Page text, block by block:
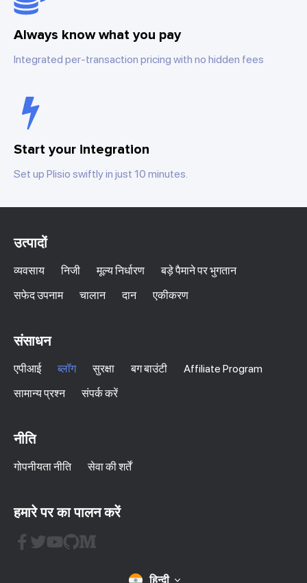
Always know what you pay
Integrated per-transaction pricing with no hidden fees
Start your integration
Set up Plisio swiftly in just 10 minutes.
उत्पादों
व्यवसाय निजी मूल्य निर्धारण
बड़े पैमाने पर भुगतान
सफेद उपनाम
चालान दान एकीकरण
संसाधन
एपीआई ब्लॉग सुरक्षा बग बाउंटी
Affiliate Program
सामान्य प्रश्न
संपर्क करें
नीति
गोपनीयता नीति सेवा की शर्तें
हमारे पर का पालन करें